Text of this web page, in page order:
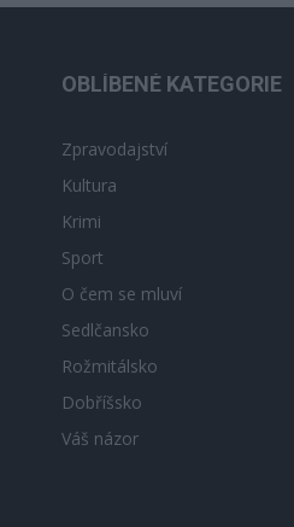
OBLÍBENÉ KATEGORIE
Zpravodajství
Kultura
Krimi
Sport
O čem se mluví
Sedlčansko
Rožmitálsko
Dobříšsko
Váš názor